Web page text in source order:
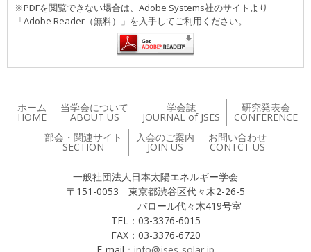
※PDFを閲覧できない場合は、Adobe Systems社のサイトより
「Adobe Reader（無料）」を入手してご利用ください。
ホーム
HOME
当学会について
ABOUT US
学会誌
JOURNAL of JSES
研究発表会
CONFERENCE
部会・関連サイト
SECTION
入会のご案内
JOIN US
お問い合わせ
CONTCT US
一般社団法人日本太陽エネルギー学会
〒151-0053 東京都渋谷区代々木2-26-5
バロール代々木419号室
TEL：03-3376-6015
FAX：03-3376-6720